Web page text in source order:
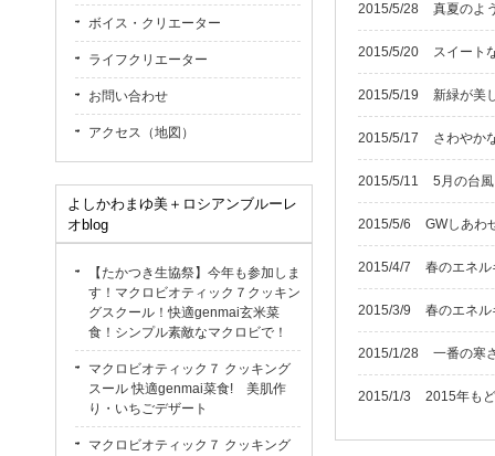
2015/5/28 真夏のよ
2015/5/20 スイート
2015/5/19 新緑が美
2015/5/17 さわやか
2015/5/11 5月の台風
2015/5/6 GWしあわ
2015/4/7 春のエネ
2015/3/9 春のエネ
2015/1/28 一番の寒
2015/1/3 2015年も
ボイス・クリエーター
ライフクリエーター
お問い合わせ
アクセス（地図）
よしかわまゆ美＋ロシアンブルーレ
オblog
【たかつき生協祭】今年も参加しま
す！マクロビオティック７クッキン
グスクール！快適genmai玄米菜
食！シンプル素敵なマクロビで！
マクロビオティック７ クッキング
スール 快適genmai菜食! 美肌作
り・いちごデザート
マクロビオティック７ クッキング